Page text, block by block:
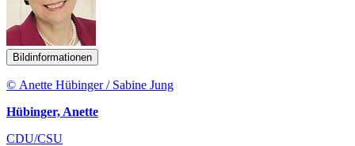
Bildinformationen
© Anette Hübinger / Sabine Jung
Hübinger, Anette
CDU/CSU